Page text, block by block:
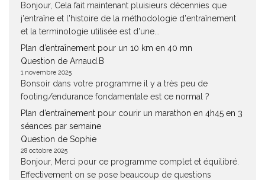
Bonjour, Cela fait maintenant pluisieurs décennies que
j'entraîne et l'histoire de la méthodologie d'entraînement
et la terminologie utilisée est d'une...
Plan d’entraînement pour un 10 km en 40 mn
Question de Arnaud.B
1 novembre 2025
Bonsoir dans votre programme il y a très peu de
footing/endurance fondamentale est ce normal ?
Plan d’entraînement pour courir un marathon en 4h45 en 3
séances par semaine
Question de Sophie
28 octobre 2025
Bonjour, Merci pour ce programme complet et équilibré.
Effectivement on se pose beaucoup de questions